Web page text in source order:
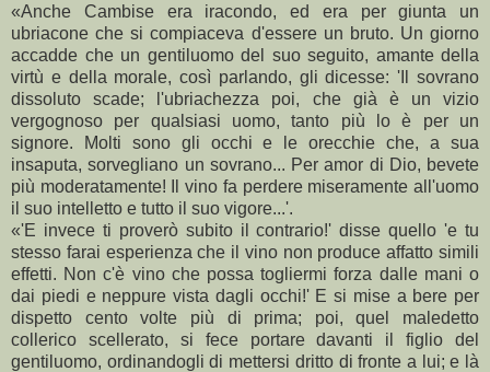
«Anche Cambise era iracondo, ed era per giunta un
ubriacone che si compiaceva d'essere un bruto. Un giorno
accadde che un gentiluomo del suo seguito, amante della
virtù e della morale, così parlando, gli dicesse: 'Il sovrano
dissoluto scade; l'ubriachezza poi, che già è un vizio
vergognoso per qualsiasi uomo, tanto più lo è per un
signore. Molti sono gli occhi e le orecchie che, a sua
insaputa, sorvegliano un sovrano... Per amor di Dio, bevete
più moderatamente! Il vino fa perdere miseramente all'uomo
il suo intelletto e tutto il suo vigore...'.
«'E invece ti proverò subito il contrario!' disse quello 'e tu
stesso farai esperienza che il vino non produce affatto simili
effetti. Non c'è vino che possa togliermi forza dalle mani o
dai piedi e neppure vista dagli occhi!' E si mise a bere per
dispetto cento volte più di prima; poi, quel maledetto
collerico scellerato, si fece portare davanti il figlio del
gentiluomo, ordinandogli di mettersi dritto di fronte a lui; e là